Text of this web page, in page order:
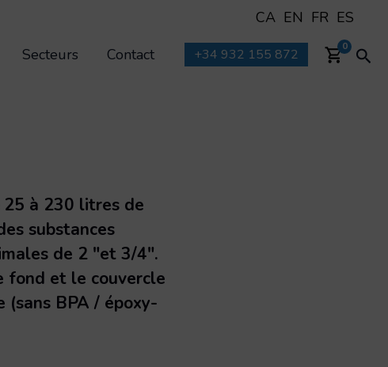
CA EN FR ES
Secteurs Contact +34 932 155 872 0
25 à 230 litres de
substances
de 2 "et 3/4".
fond et le couvercle
BPA / époxy-